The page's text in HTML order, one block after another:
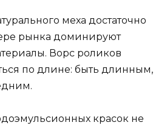
меха достаточно
рынка доминируют
Ворс роликов
по длине: быть длинным,
красок не